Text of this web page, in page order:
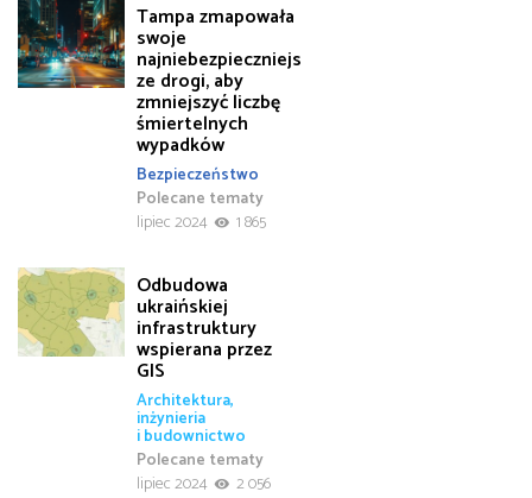
Tampa zmapowała
swoje
najniebezpieczniejs
ze drogi, aby
zmniejszyć liczbę
śmiertelnych
wypadków
Bezpieczeństwo
Polecane tematy
lipiec 2024
1 865
Odbudowa
ukraińskiej
infrastruktury
wspierana przez
GIS
Architektura,
inżynieria
i budownictwo
Polecane tematy
lipiec 2024
2 056